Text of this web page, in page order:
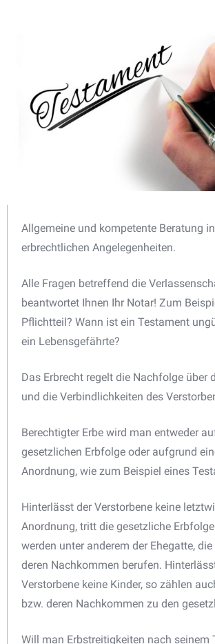
Allgemeine und kompetente Beratung
erbrechtlichen Angelegenheiten.
Alle Fragen betreffend die
beantwortet Ihnen Ihr Notar! Zum
Pflichtteil? Wann ist ein Testament
ein Lebensgefährte?
Das Erbrecht regelt die Nachfolge über
und die Verbindlichkeiten des
Berechtigter Erbe wird man entweder
gesetzlichen Erbfolge oder aufgrund
Anordnung, wie zum Beispiel eines
Hinterlässt der Verstorbene keine
Anordnung, tritt die gesetzliche
werden unter anderem der Ehegatte,
deren Nachkommen berufen.
Verstorbene keine Kinder, so zählen
bzw. deren Nachkommen zu den
Will man Erbstreitigkeiten nach seinem